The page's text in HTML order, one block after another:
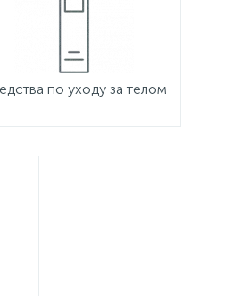
по уходу за телом